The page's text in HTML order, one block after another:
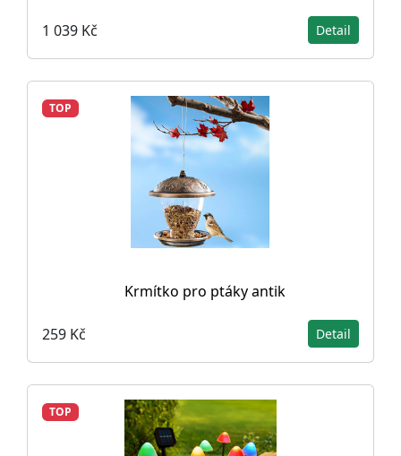
1 039 Kč Detail
TOP
Krmítko pro ptáky antik
259 Kč Detail
TOP